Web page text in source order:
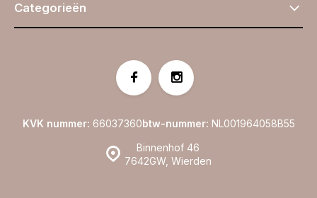
Categorieën
Binnenhof 46
7642GW, Wierden
KVK nummer: 66037360btw-nummer: NL001964058B55